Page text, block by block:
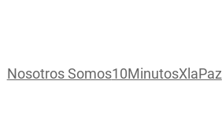
Nosotros Somos10MinutosXlaPaz